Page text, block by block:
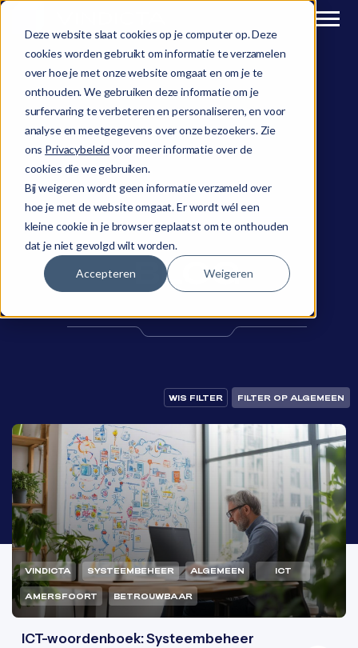
Deze website slaat cookies op je computer op. Deze
cookies worden gebruikt om informatie te verzamelen
over hoe je met onze website omgaat en om je te
onthouden. We gebruiken deze informatie om je
surfervaring te verbeteren en personaliseren, en voor
analyse en meetgegevens over onze bezoekers. Zie
ons Privacybeleid voor meer informatie over de
cookies die we gebruiken.
Bij weigeren wordt geen informatie verzameld over
hoe je met de website omgaat. Er wordt wél een
kleine cookie in je browser geplaatst om te onthouden
dat je niet gevolgd wilt worden.
Accepteren Weigeren
BLOG
WIS FILTER FILTER OP ALGEMEEN
VINDICTA SYSTEEMBEHEER ALGEMEEN ICT
AMERSFOORT BETROUWBAAR
ICT-woordenboek: Systeembeheer